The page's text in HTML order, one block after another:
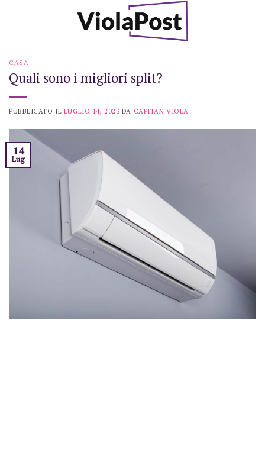
CASA
Quali sono i migliori split?
PUBBLICATO IL LUGLIO 14, 2023 DA CAPITAN VIOLA
14
Lug